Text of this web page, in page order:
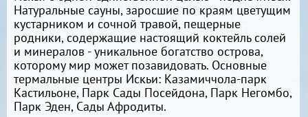
Натуральные сауны, заросшие по краям цветущим
кустарником и сочной травой, пещерные
родники, содержащие настоящий коктейль солей
и минералов - уникальное богатство острова,
которому мир может позавидовать. Основные
термальные центры Искьи: Казамиччола-парк
Кастильоне, Парк Сады Посейдона, Парк Негомбо,
Парк Эден, Сады Афродиты.